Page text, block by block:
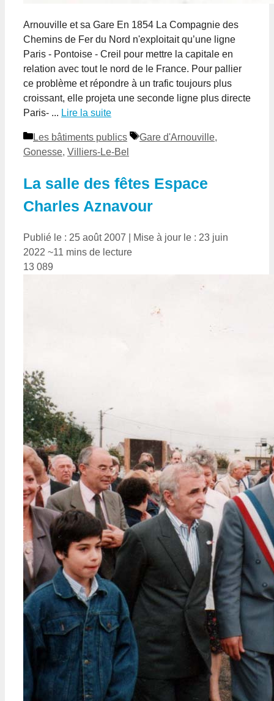
Arnouville et sa Gare En 1854 La Compagnie des
Chemins de Fer du Nord n'exploitait qu’une ligne
Paris - Pontoise - Creil pour mettre la capitale en
relation avec tout le nord de le France. Pour pallier
ce problème et répondre à un trafic toujours plus
croissant, elle projeta une seconde ligne plus directe
Paris- ... Lire la suite
Catégories
Les bâtiments publics Étiquettes
Gare d'Arnouville,
Gonesse, Villiers-Le-Bel
La salle des fêtes Espace
Charles Aznavour
Publié le : 25 août 2007
Mise à jour le : 23 juin
2022 ~11 mins de lecture
13 089